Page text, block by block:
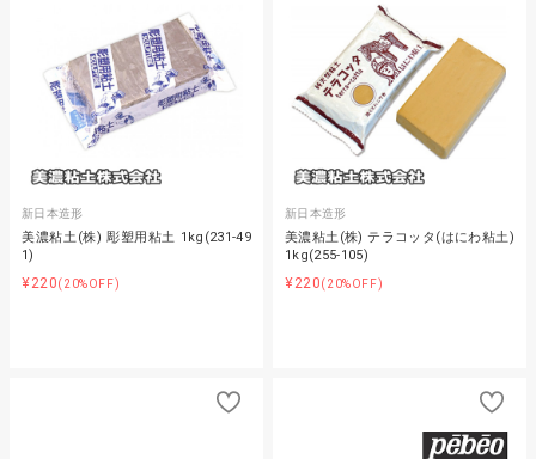
新日本造形
美濃粘土(株) 彫塑用粘土 1kg(231-49
1)
¥220(20%OFF)
新日本造形
美濃粘土(株) テラコッタ(はにわ粘土)
1kg(255-105)
¥220(20%OFF)